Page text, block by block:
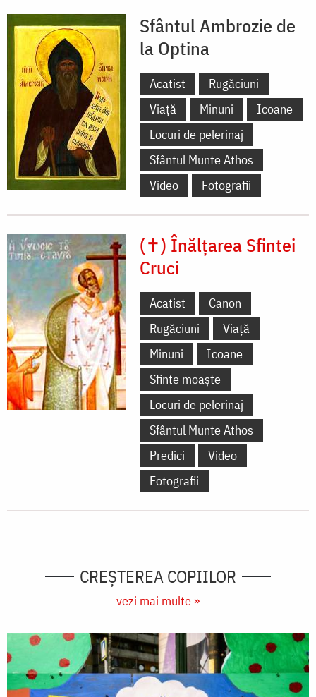
Sfântul Ambrozie de
la Optina
Acatist
Rugăciuni
Viață
Minuni
Icoane
Locuri de pelerinaj
Sfântul Munte Athos
Video
Fotografii
(✝) Înălțarea Sfintei
Cruci
Acatist
Canon
Rugăciuni
Viață
Minuni
Icoane
Sfinte moaște
Locuri de pelerinaj
Sfântul Munte Athos
Predici
Video
Fotografii
CREŞTEREA COPIILOR
vezi mai multe »